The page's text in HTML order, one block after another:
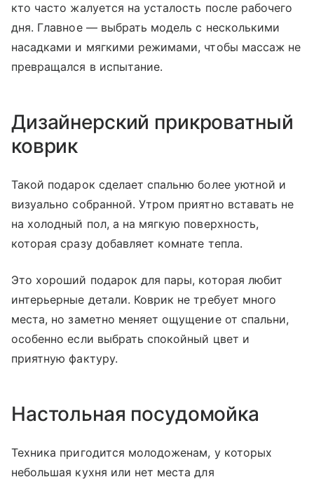
кто часто жалуется на усталость после рабочего
дня. Главное — выбрать модель с несколькими
насадками и мягкими режимами, чтобы массаж не
превращался в испытание.
Дизайнерский прикроватный
коврик
Такой подарок сделает спальню более уютной и
визуально собранной. Утром приятно вставать не
на холодный пол, а на мягкую поверхность,
которая сразу добавляет комнате тепла.
Это хороший подарок для пары, которая любит
интерьерные детали. Коврик не требует много
места, но заметно меняет ощущение от спальни,
особенно если выбрать спокойный цвет и
приятную фактуру.
Настольная посудомойка
Техника пригодится молодоженам, у которых
небольшая кухня или нет места для